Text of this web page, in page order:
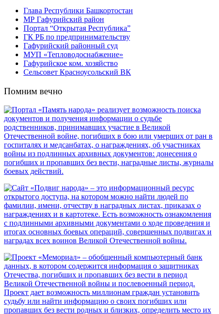
Глава Республики Башкортостан
МР Гафурийский район
Портал “Открытая Республика”
ГК РБ по предпринимательству
Гафурийский районный суд
МУП «Тепловодоснабжение»
Гафурийское ком. хозяйство
Сельсовет Красноусольский ВК
Помним вечно